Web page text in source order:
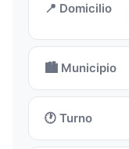
📍 Domicilio
🏙️ Municipio
🕐 Turno